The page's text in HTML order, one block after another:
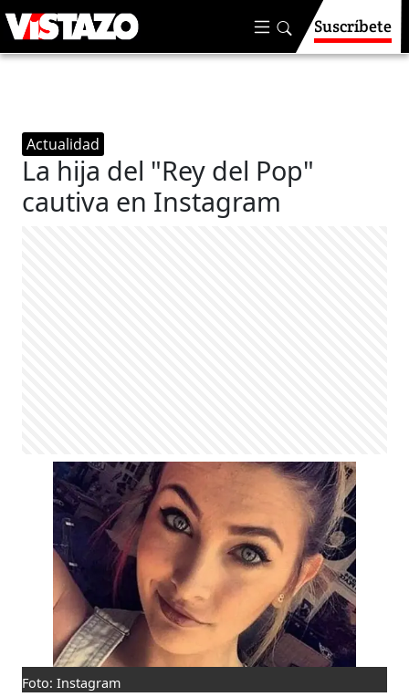
Suscríbete
Actualidad
La hija del "Rey del Pop"
cautiva en Instagram
Foto: Instagram